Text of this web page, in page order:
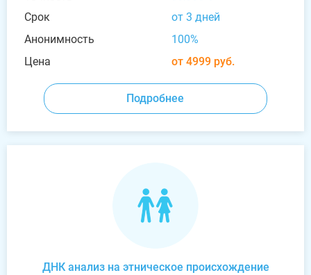
Срок
от 3 дней
Анонимность
100%
Цена
от 4999 руб.
Подробнее
ДНК анализ на этническое происхождение